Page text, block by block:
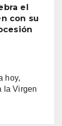
el
con su
hoy,
la Virgen